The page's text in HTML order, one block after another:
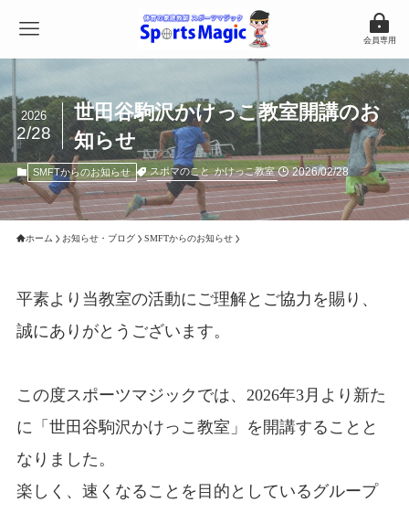
会員専用
世田谷駒沢かけっこ教室開講のお
知らせ
2026
2/28
SMFTからのお知らせ スポマのこと かけっこ教室 2026/02/28
ホーム お知らせ・ブログ SMFTからのお知らせ
平素より当教室の活動にご理解とご協力を賜り、
誠にありがとうございます。
この度スポーツマジックでは、2026年3月より新た
に「世田谷駒沢かけっこ教室」を開講することと
なりました。
楽しく、速くなることを目的としているグループ